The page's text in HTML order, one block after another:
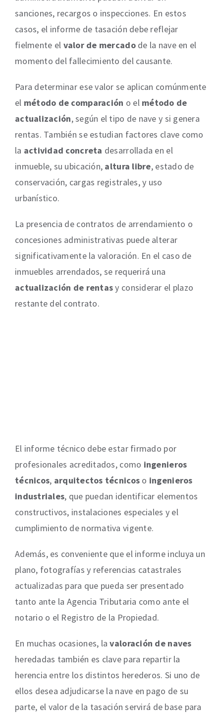
sanciones, recargos o inspecciones. En estos
casos, el informe de tasación debe reflejar
fielmente el valor de mercadode la nave en el
momento del fallecimiento del causante.
Para determinar ese valor se aplican comúnmente
el método de comparación o el método de
actualización, según el tipo de nave y si genera
rentas. También se estudian factores clave como
la actividad concreta desarrollada en el
inmueble, su ubicación, altura libre, estado de
conservación, cargas registrales, y uso
urbanístico.
La presencia de contratos de arrendamiento o
concesiones administrativas puede alterar
significativamente la valoración. En el caso de
inmuebles arrendados, se requerirá una
actualización de rentasy considerar el plazo
restante del contrato.
El informe técnico debe estar firmado por
profesionales acreditados, como ingenieros
técnicos, arquitectos técnicos o ingenieros
industriales, que puedan identificar elementos
constructivos, instalaciones especiales y el
cumplimiento de normativa vigente.
Además, es conveniente que el informe incluya un
plano, fotografías y referencias catastrales
actualizadas para que pueda ser presentado
tanto ante la Agencia Tributaria como ante el
notario o el Registro de la Propiedad.
En muchas ocasiones, lavaloración de naves
heredadas también es clave para repartir la
herencia entre los distintos herederos. Si uno de
ellos desea adjudicarse la nave en pago de su
parte, el valor de la tasación servirá de base para